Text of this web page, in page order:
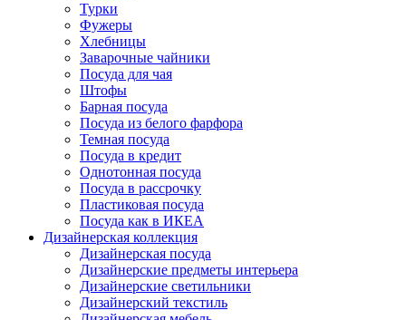
Турки
Фужеры
Хлебницы
Заварочные чайники
Посуда для чая
Штофы
Барная посуда
Посуда из белого фарфора
Темная посуда
Посуда в кредит
Однотонная посуда
Посуда в рассрочку
Пластиковая посуда
Посуда как в ИКЕА
Дизайнерская коллекция
Дизайнерская посуда
Дизайнерские предметы интерьера
Дизайнерские светильники
Дизайнерский текстиль